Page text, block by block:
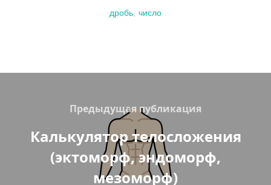
дробь число
записям
Previous
Предыдущая публикация
Калькулятор телосложения
(эктоморф, эндоморф,
мезоморф)